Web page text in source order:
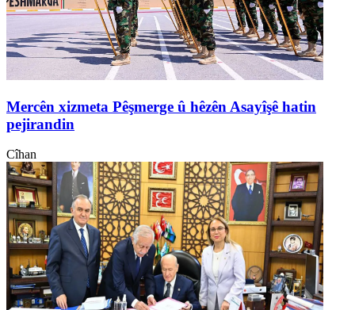
Mercên xizmeta Pêşmerge û hêzên Asayîşê hatin
pejirandin
Cîhan